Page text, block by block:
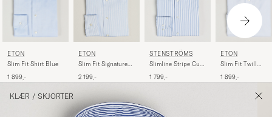
ETON
Slim Fit Shirt Blue
1 899,-
ETON
Slim Fit Signature
Light Blue
2 199,-
STENSTRÖMS
Slimline Stripe Cut
Blue
1 799,-
ETON
Slim Fit Twill
Blue/White
1 899,-
KLÆR / SKJORTER